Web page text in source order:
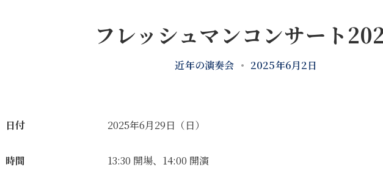
フレッシュマンコンサート
近年の演奏会 • 2025年6月2日
日付 2025年6月29日（日）
時間 13:30 開場、14:00 開演